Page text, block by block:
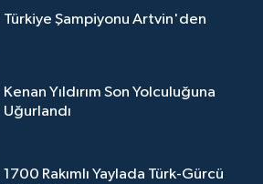
Türkiye Şampiyonu Artvin'den
Kenan Yıldırım Son Yolculuğuna
Uğurlandı
1700 Rakımlı Yaylada Türk-Gürcü